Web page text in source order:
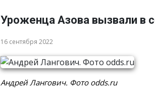
Уроженца Азова вызвали в
16 сентября 2022
Андрей Лангович. Фото odds.ru